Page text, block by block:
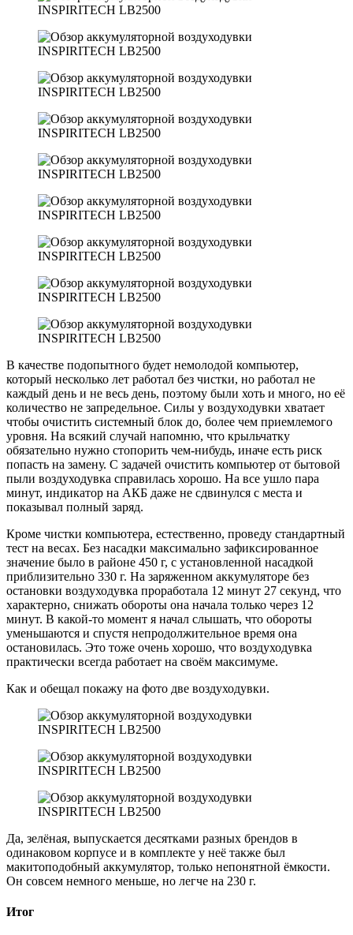
В качестве подопытного будет немолодой компьютер,
который несколько лет работал без чистки, но работал не
каждый день и не весь день, поэтому были хоть и много, но её
количество не запредельное. Силы у воздуходувки хватает
чтобы очистить системный блок до, более чем приемлемого
уровня. На всякий случай напомню, что крыльчатку
обязательно нужно стопорить чем-нибудь, иначе есть риск
попасть на замену. С задачей очистить компьютер от бытовой
пыли воздуходувка справилась хорошо. На все ушло пара
минут, индикатор на АКБ даже не сдвинулся с места и
показывал полный заряд.
Кроме чистки компьютера, естественно, проведу стандартный
тест на весах. Без насадки максимально зафиксированное
значение было в районе 450 г, с установленной насадкой
приблизительно 330 г. На заряженном аккумуляторе без
остановки воздуходувка проработала 12 минут 27 секунд, что
характерно, снижать обороты она начала только через 12
минут. В какой-то момент я начал слышать, что обороты
уменьшаются и спустя непродолжительное время она
остановилась. Это тоже очень хорошо, что воздуходувка
практически всегда работает на своём максимуме.
Как и обещал покажу на фото две воздуходувки.
Да, зелёная, выпускается десятками разных брендов в
одинаковом корпусе и в комплекте у неё также был
макитоподобный аккумулятор, только непонятной ёмкости.
Он совсем немного меньше, но легче на 230 г.
Итог